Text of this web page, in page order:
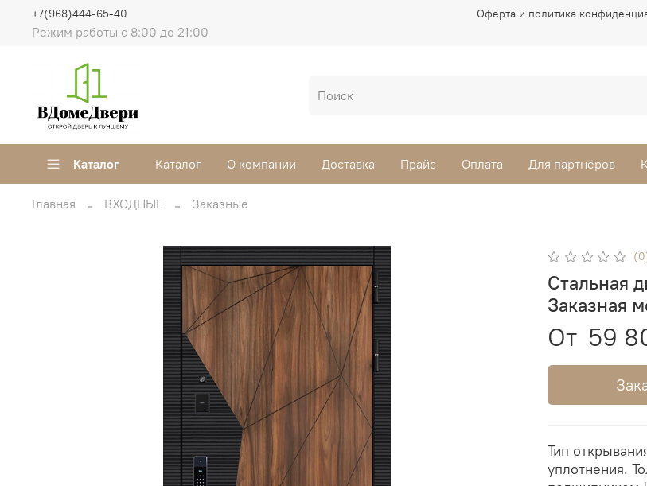
Оферта и политика
Режим работы с 8:00 до 21:00
+7(968)444-65-40
Каталог Каталог О компании Доставка Прайс Оплата Для партнёров
Главная ВХОДНЫЕ Заказные
Стальная
Заказная
От 59
Тип
уплотнения.